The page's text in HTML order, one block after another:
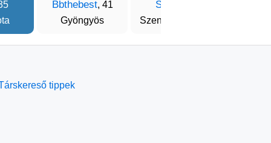
Bbthebest, 41
Gyöngyös
Sanyi
Szentmártonkáta
tippek